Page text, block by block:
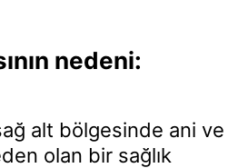
nedeni:
alt bölgesinde ani ve
olan bir sağlık